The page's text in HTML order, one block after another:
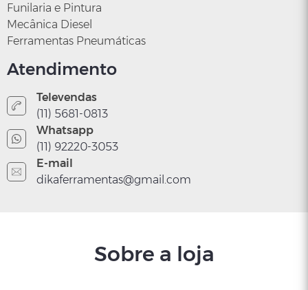
Bandejas Desmontado -
Capacidade 120kg - Fercar
Funilaria e Pintura
Mecânica Diesel
Ferramentas Pneumáticas
Atendimento
Televendas
(11) 5681-0813
Whatsapp
(11) 92220-3053
E-mail
dikaferramentas@gmail.com
Sobre a loja